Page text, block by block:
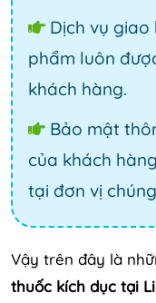
Dịch vụ giao
phẩm luôn
khách hàng.
Bảo mật
của khách
tại đơn vị
Vậy trên đây là
thuốc kích dục tại